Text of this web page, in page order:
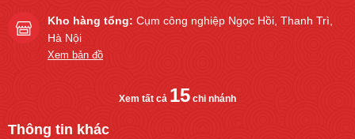
Kho hàng tổng: Cụm công nghiệp Ngọc Hồi, Thanh Trì,
Hà Nội
Xem bản đồ
Xem tất cả 15 chi nhánh
Thông tin khác